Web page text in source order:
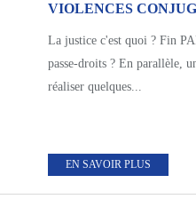
La justice c'est quoi ? Fin
passe-droits ? En parallèle,
réaliser quelques...
EN SAVOIR PLUS